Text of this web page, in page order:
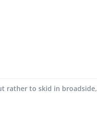
rather to skid in broadside,